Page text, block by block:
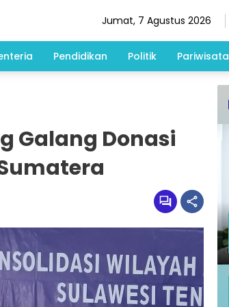
Jumat, 7 Agustus 2026
Pendidikan Politik Pariwisata
Galang Donasi